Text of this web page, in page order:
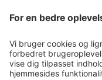
Tips & guides
Kontakt
salg@gerdmans.dk